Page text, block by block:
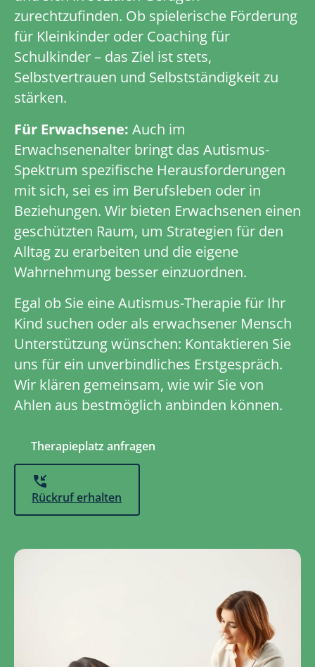
zurechtzufinden. Ob spielerische Förderung
für Kleinkinder oder Coaching für
Schulkinder – das Ziel ist stets,
Selbstvertrauen und Selbstständigkeit zu
stärken.
Für Erwachsene: Auch im
Erwachsenenalter bringt das Autismus-
Spektrum spezifische Herausforderungen
mit sich, sei es im Berufsleben oder in
Beziehungen. Wir bieten Erwachsenen einen
geschützten Raum, um Strategien für den
Alltag zu erarbeiten und die eigene
Wahrnehmung besser einzuordnen.
Egal ob Sie eine Autismus-Therapie für Ihr
Kind suchen oder als erwachsener Mensch
Unterstützung wünschen: Kontaktieren Sie
uns für ein unverbindliches Erstgespräch.
Wir klären gemeinsam, wie wir Sie von
Ahlen aus bestmöglich anbinden können.
Therapieplatz anfragen
Rückruf erhalten